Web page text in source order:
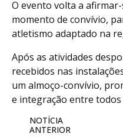
O evento volta a
momento de convívio,
atletismo adaptado na
Após as atividades
recebidos nas
um almoço-convívio,
e integração entre todos
NOTÍCIA
ANTERIOR